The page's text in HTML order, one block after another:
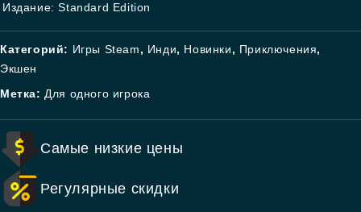
Издание: Standard Edition
Категорий: Игры Steam, Инди, Новинки, Приключения,
Экшен
Метка: Для одного игрока
Самые низкие цены
Регулярные скидки